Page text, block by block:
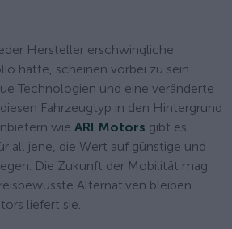
Hersteller erschwingliche
hatte, scheinen vorbei zu sein.
Technologien und eine veränderte
Fahrzeugtyp in den Hintergrund
wie ARI Motors gibt es
all jene, die Wert auf günstige und
Die Zukunft der Mobilität mag
Alternativen bleiben
liefert sie.